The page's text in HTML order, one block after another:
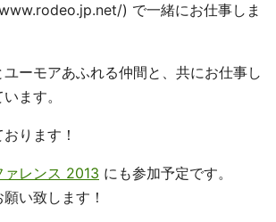
) で一緒にお仕事しま
ーモアあふれる仲間と、共にお仕事し
ます。
ります！
ァレンス 2013 にも参加予定です。
い致します！